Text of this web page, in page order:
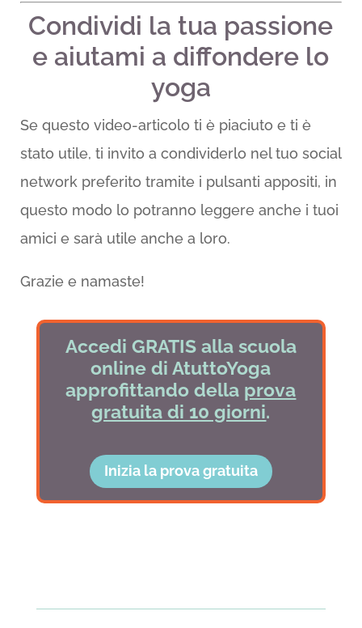
Condividi la tua passione
e aiutami a diffondere lo
yoga
Se questo video-articolo ti è piaciuto e ti è
stato utile, ti invito a condividerlo nel tuo social
network preferito tramite i pulsanti appositi, in
questo modo lo potranno leggere anche i tuoi
amici e sarà utile anche a loro.
Grazie e namaste!
Accedi GRATIS alla scuola
online di AtuttoYoga
approfittando della prova
gratuita di 10 giorni.
Inizia la prova gratuita